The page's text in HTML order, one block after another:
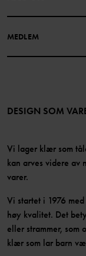
MEDLEM
Bli medlem
DESIGN SOM
Vi lager klær som
kan arves videre av
varer.
Vi startet i 1976
høy kvalitet. Det
eller strammer, som
klær som lar barn